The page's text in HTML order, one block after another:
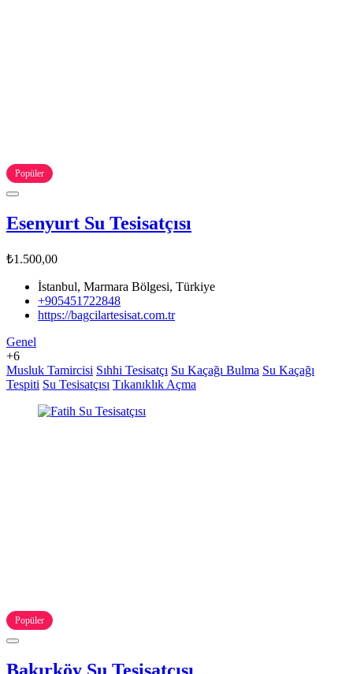
Popüler
Esenyurt Su Tesisatçısı
₺1.500,00
İstanbul, Marmara Bölgesi, Türkiye
+905451722848
https://bagcilartesisat.com.tr
Genel
+6
Musluk Tamircisi Sıhhi Tesisatçı Su Kaçağı Bulma Su Kaçağı
Tespiti Su Tesisatçısı Tıkanıklık Açma
Popüler